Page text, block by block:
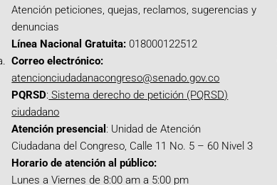
Atención peticiones, quejas, reclamos, sugerencias y
denuncias
Línea Nacional Gratuita: 018000122512
Correo electrónico:
atencionciudadanacongreso@senado.gov.co
PQRSD: Sistema derecho de petición (PQRSD)
ciudadano
Atención presencial : Unidad de Atención
Ciudadana del Congreso, Calle 11 No. 5 – 60 Nivel 3
Horario de atención al público:
Lunes a Viernes de 8:00 am a 5:00 pm